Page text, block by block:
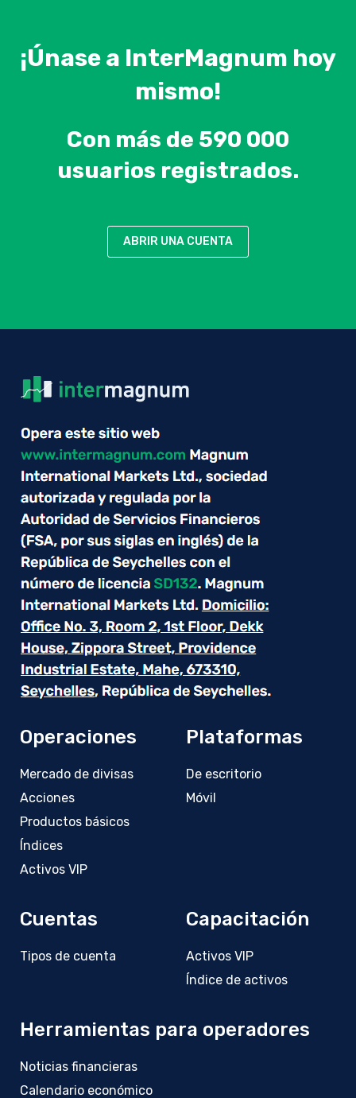
¡Únase a InterMagnum hoy
mismo!
Con más de 590 000
usuarios registrados.
ABRIR UNA CUENTA
Operaciones
Mercado de divisas
Acciones
Productos básicos
Índices
Activos VIP
Plataformas
De escritorio
Móvil
Cuentas
Tipos de cuenta
Capacitación
Activos VIP
Índice de activos
Herramientas para operadores
Noticias financieras
Calendario económico